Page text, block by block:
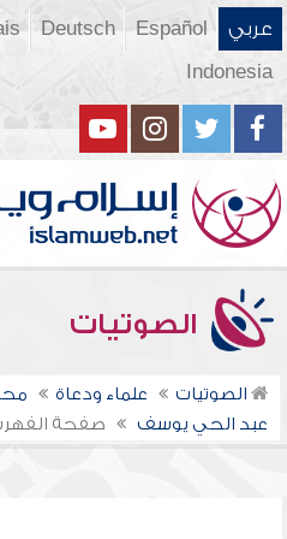
عربي Español
Deutsch
Indonesia
الصوتيات
الصوتيات علماء ودعاة
عبد الحي يوسف
صفحة